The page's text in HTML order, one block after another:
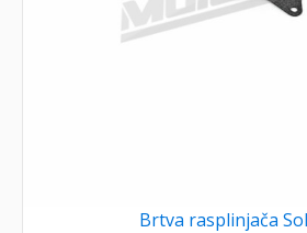
Brtva rasplinjača